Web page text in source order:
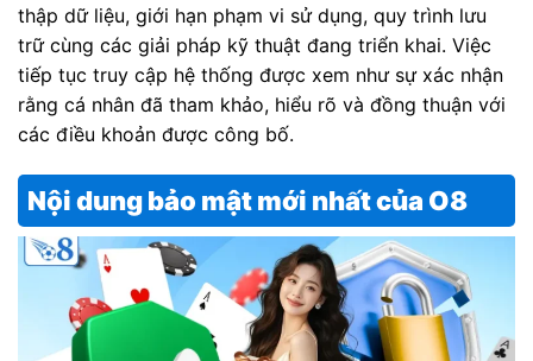
thập dữ liệu, giới hạn phạm vi sử dụng, quy trình lưu
trữ cùng các giải pháp kỹ thuật đang triển khai. Việc
tiếp tục truy cập hệ thống được xem như sự xác nhận
rằng cá nhân đã tham khảo, hiểu rõ và đồng thuận với
các điều khoản được công bố.
Nội dung bảo mật mới nhất của O8